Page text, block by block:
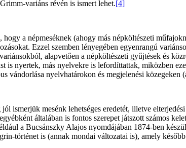
variáns révén is ismert lehet.[4]
a népmeséknek (ahogy más népköltészeti
Ezzel szemben lényegében egyenrangú
alapvetően a népköltészeti gyűjtések és
nyertek, más nyelvekre is lefordíttattak, miközben
nyelvhatárokon és megjelenési közegeken
mesénk lehetséges eredetét, illetve
általában is fontos szerepet játszott számos
a Bucsánszky Alajos nyomdájában 1874-ben
történet is (annak mondai változatai is), amely